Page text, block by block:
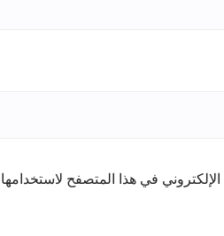
في هذا المتصفح